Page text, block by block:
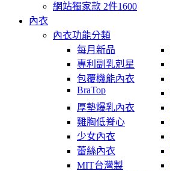
網站獨家款 2件1600
內衣
內衣功能分類
每月新品
專利副乳剋星
包覆機能內衣
BraTop
厚墊爆乳內衣
雞胸低脊心
少女內衣
蕾絲內衣
MIT台灣製